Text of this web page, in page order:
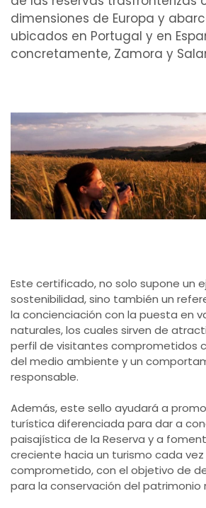
dimensiones de Europa y
ubicados en Portugal y en
concretamente, Zamora y
Este certificado, no solo supone un
sostenibilidad, sino también un
la concienciación con la puesta en
naturales, los cuales sirven de
perfil de visitantes comprometidos
del medio ambiente y un
responsable.
Además, este sello ayudará a
turística diferenciada para dar a
paisajística de la Reserva y a
creciente hacia un turismo cada
comprometido, con el objetivo de
para la conservación del patrimonio